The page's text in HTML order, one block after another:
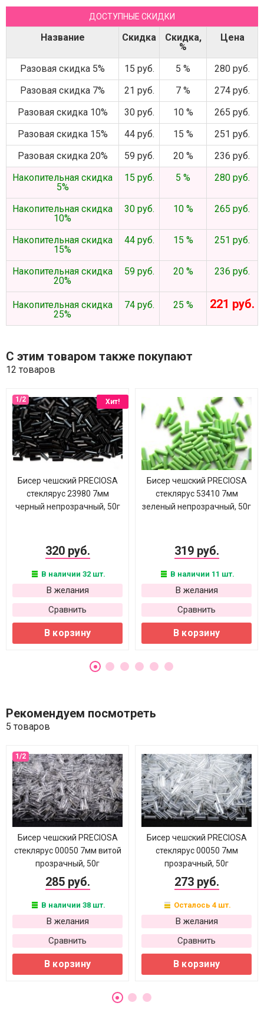
ДОСТУПНЫЕ СКИДКИ
Название Скидка
Скидка,
%
Цена
Разовая скидка 5% 15 руб. 5 %
280 руб.
Разовая скидка 7%
21 руб. 7 %
274 руб.
Разовая скидка 10%
30 руб. 10 %
265 руб.
Разовая скидка 15%
44 руб. 15 %
251 руб.
Разовая скидка 20%
59 руб. 20 %
236 руб.
Накопительная скидка
5%
15 руб. 5 % 280 руб.
Накопительная скидка
10%
30 руб. 10 % 265 руб.
Накопительная скидка
15%
44 руб. 15 % 251 руб.
Накопительная скидка
20%
59 руб. 20 % 236 руб.
Накопительная скидка
25%
74 руб. 25 % 221 руб.
С этим товаром также покупают
12 товаров
Хит!
Бисер чешский PRECIOSA
стеклярус 23980 7мм
черный непрозрачный, 50г
320 руб.
В наличии 32 шт.
В желания
Сравнить
В корзину
Бисер чешский PRECIOSA
стеклярус 53410 7мм
зеленый непрозрачный, 50г
319 руб.
В наличии 11 шт.
В желания
Сравнить
В корзину
Рекомендуем посмотреть
5 товаров
Бисер чешский PRECIOSA
стеклярус 00050 7мм витой
прозрачный, 50г
285 руб.
В наличии 38 шт.
В желания
Сравнить
В корзину
Бисер чешский PRECIOSA
стеклярус 00050 7мм
прозрачный, 50г
273 руб.
Осталось 4 шт.
В желания
Сравнить
В корзину